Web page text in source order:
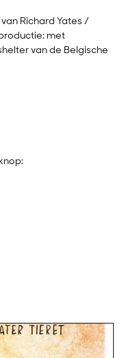
Richard Yates /
met
van de Belgische